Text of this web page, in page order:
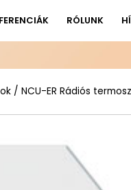
RÓLUNK
/ NCU-ER Rádiós